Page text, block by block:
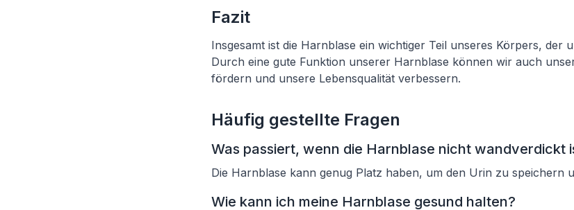
Fazit
Insgesamt ist die Harnblase ein wichtiger Teil unseres Körpers, der
Durch eine gute Funktion unserer Harnblase können wir auch
fördern und unsere Lebensqualität verbessern.
Häufig gestellte Fragen
Was passiert, wenn die Harnblase nicht wandverdickt
Die Harnblase kann genug Platz haben, um den Urin zu speichern
Wie kann ich meine Harnblase gesund halten?